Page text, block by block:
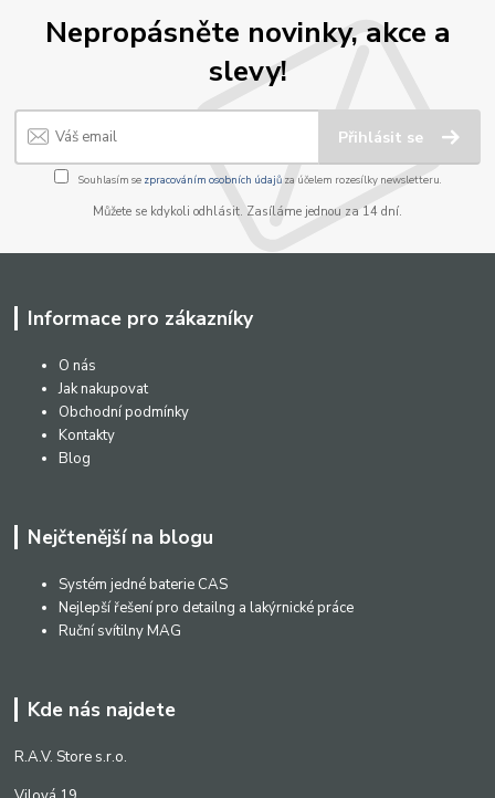
Nepropásněte novinky, akce a
slevy!
Přihlásit se
Souhlasím se zpracováním osobních údajůza účelem rozesílky newsletteru.
Můžete se kdykoli odhlásit. Zasíláme jednou za 14 dní.
Informace pro zákazníky
O nás
Jak nakupovat
Obchodní podmínky
Kontakty
Blog
Nejčtenější na blogu
Systém jedné baterie CAS
Nejlepší řešení pro detailng a lakýrnické práce
Ruční svítilny MAG
Kde nás najdete
R.A.V. Store s.r.o.